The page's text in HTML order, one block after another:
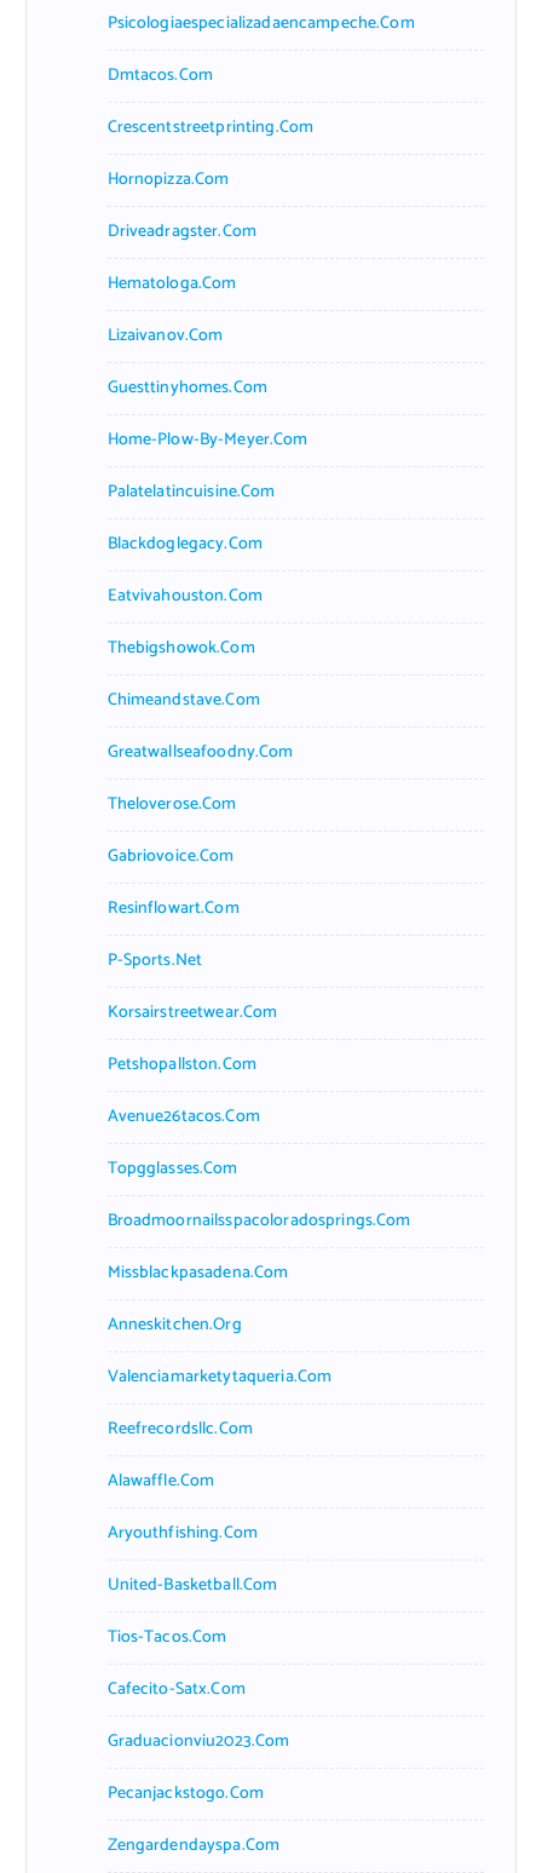
Psicologiaespecializadaencampeche.com
Dmtacos.com
Crescentstreetprinting.com
Hornopizza.com
Driveadragster.com
Hematologa.com
Lizaivanov.com
Guesttinyhomes.com
Home-Plow-By-Meyer.com
Palatelatincuisine.com
Blackdoglegacy.com
Eatvivahouston.com
Thebigshowok.com
Chimeandstave.com
Greatwallseafoodny.com
Theloverose.com
Gabriovoice.com
Resinflowart.com
P-Sports.net
Korsairstreetwear.com
Petshopallston.com
Avenue26tacos.com
Topgglasses.com
Broadmoornailsspacoloradosprings.com
Missblackpasadena.com
Anneskitchen.org
Valenciamarketytaqueria.com
Reefrecordsllc.com
Alawaffle.com
Aryouthfishing.com
United-Basketball.com
Tios-Tacos.com
Cafecito-Satx.com
Graduacionviu2023.com
Pecanjackstogo.com
Zengardendayspa.com